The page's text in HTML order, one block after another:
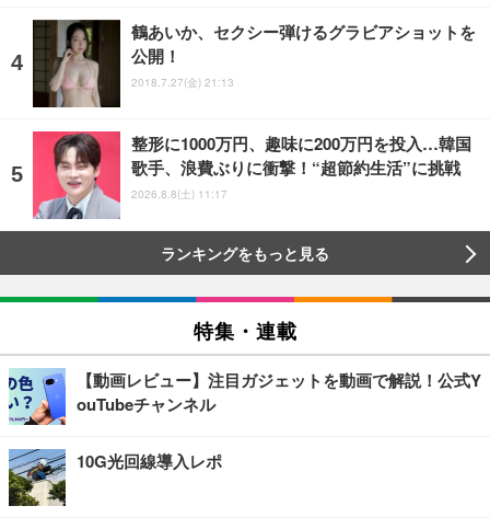
鶴あいか、セクシー弾けるグラビアショットを
公開！
2018.7.27(金) 21:13
整形に1000万円、趣味に200万円を投入…韓国
歌手、浪費ぶりに衝撃！“超節約生活”に挑戦
2026.8.8(土) 11:17
ランキングをもっと見る
特集・連載
【動画レビュー】注目ガジェットを動画で解説！公式Y
ouTubeチャンネル
10G光回線導入レポ